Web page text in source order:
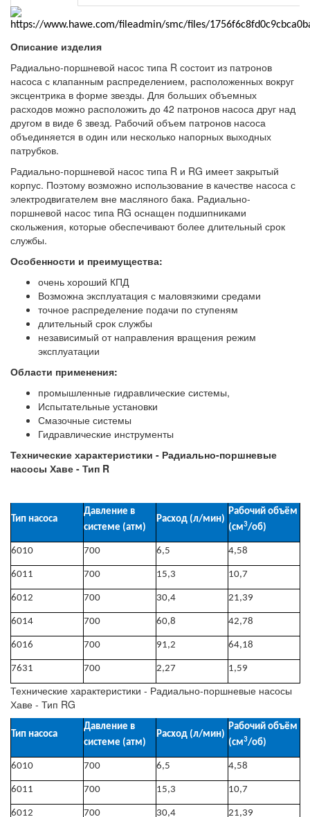
Описание изделия
Радиально-поршневой насос типа R состоит из патронов
насоса с клапанным распределением, расположенных вокруг
эксцентрика в форме звезды. Для больших объемных
расходов можно расположить до 42 патронов насоса друг над
другом в виде 6 звезд. Рабочий объем патронов насоса
объединяется в один или несколько напорных выходных
патрубков.
Радиально-поршневой насос типа R и RG имеет закрытый
корпус. Поэтому возможно использование в качестве насоса с
электродвигателем вне масляного бака. Радиально-
поршневой насос типа RG оснащен подшипниками
скольжения, которые обеспечивают более длительный срок
службы.
Особенности и преимущества:
очень хороший КПД
Возможна эксплуатация с маловязкими средами
точное распределение подачи по ступеням
длительный срок службы
независимый от направления вращения режим
эксплуатации
Области применения:
промышленные гидравлические системы,
Испытательные установки
Смазочные системы
Гидравлические инструменты
Технические характеристики - Радиально-поршневые
насосы Хаве - Тип R
Тип насоса
Давление в
системе (атм)
Расход (л/мин)
Рабочий объём
(см3/об)
6010 700 6,5 4,58
6011 700 15,3 10,7
6012 700 30,4 21,39
6014 700 60,8 42,78
6016 700 91,2 64,18
7631 700 2,27 1,59
Технические характеристики - Радиально-поршневые насосы
Хаве - Тип RG
Тип насоса
Давление в
системе (атм)
Расход (л/мин)
Рабочий объём
(см3/об)
6010 700 6,5 4,58
6011 700 15,3 10,7
6012 700 30,4 21,39